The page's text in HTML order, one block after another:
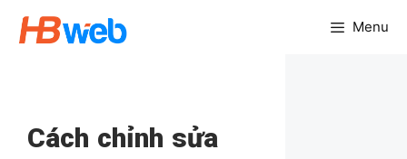
Chuyển
đến
Menu
Cách chỉnh sửa